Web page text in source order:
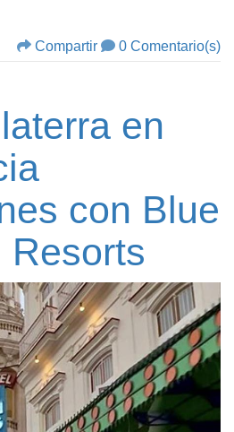
Compartir 0 Comentario(s)
en
con Blue
Resorts